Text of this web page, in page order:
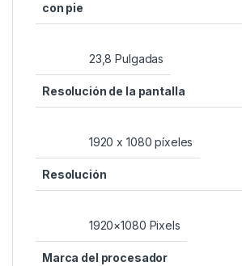
con pie
‎23,8 Pulgadas
Resolución de la pantalla
‎1920 x 1080 píxeles
Resolución
‎1920×1080 Pixels
Marca del procesador